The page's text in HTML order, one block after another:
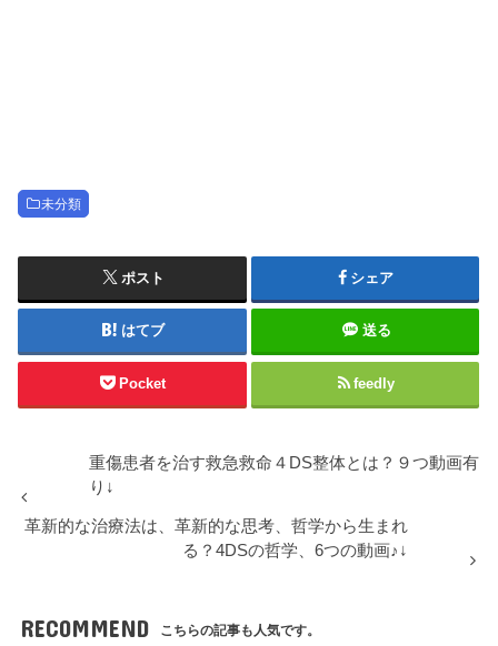
未分類
ポスト シェア
はてブ 送る
Pocket feedly
重傷患者を治す救急救命４DS整体とは？９つ動画有
り↓
革新的な治療法は、革新的な思考、哲学から生まれ
る？4DSの哲学、6つの動画♪↓
RECOMMEND こちらの記事も人気です。